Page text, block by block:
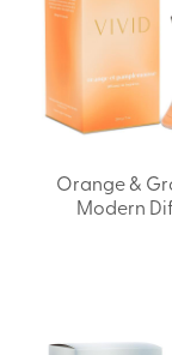
Orange &
Modern